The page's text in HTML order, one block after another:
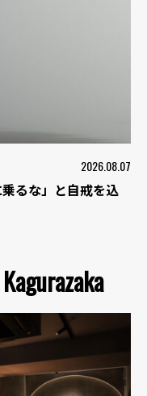
2026.08.07
るな」と自戒を込